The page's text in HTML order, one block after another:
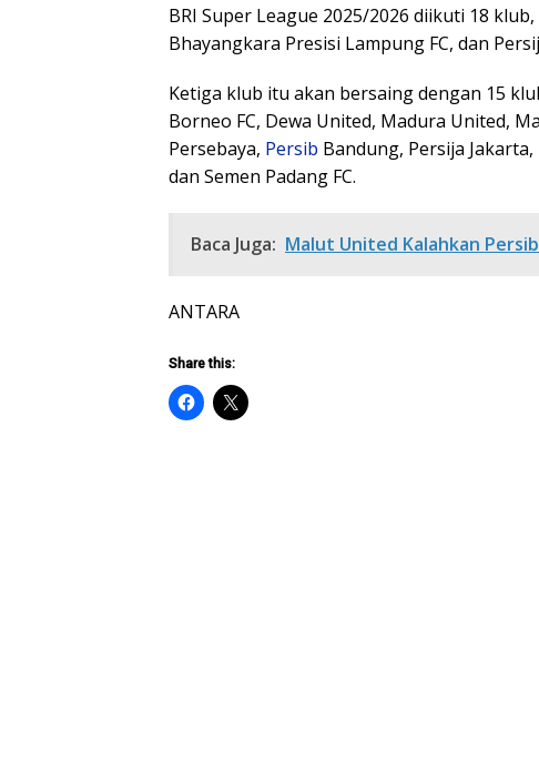
BRI Super League 2025/2026 diikuti 18
Bhayangkara Presisi Lampung FC, dan
Ketiga klub itu akan bersaing dengan 15
Borneo FC, Dewa United, Madura United,
Persebaya, Persib Bandung, Persija
dan Semen Padang FC.
Baca Juga: Malut United Kalahkan
ANTARA
Share this: